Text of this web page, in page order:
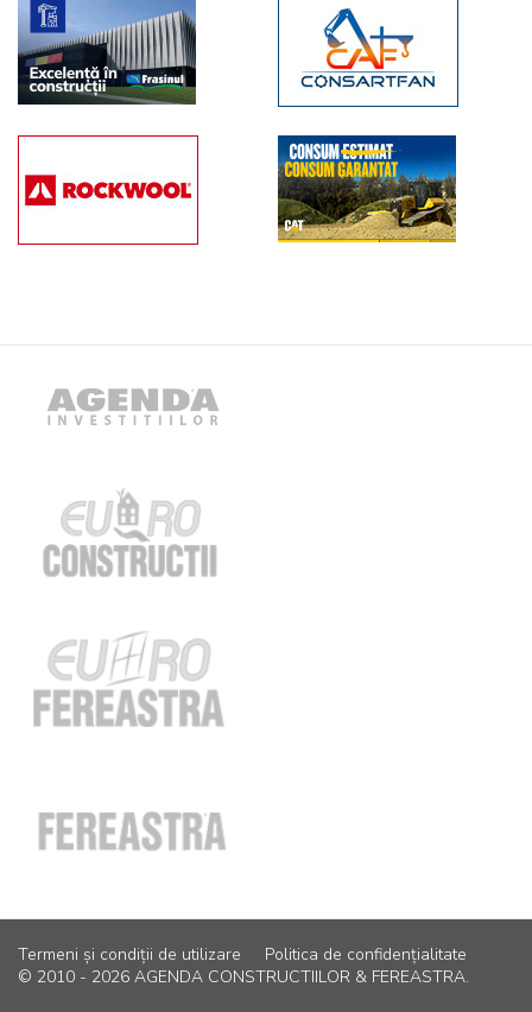
Termeni și condiții de utilizare
Politica de confidențialitate
© 2010 - 2026 AGENDA CONSTRUCTIILOR & FEREASTRA.